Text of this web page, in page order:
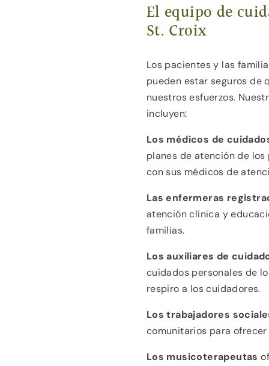
El equipo de
St. Croix
Los pacientes y las
pueden estar seguros de
nuestros esfuerzos.
incluyen:
Los médicos de
planes de atención de
con sus médicos de
Las enfermeras
atención clínica y
familias.
Los auxiliares de
cuidados personales de
respiro a los cuidadores.
Los trabajadores
comunitarios para
Los musicoterapeutas